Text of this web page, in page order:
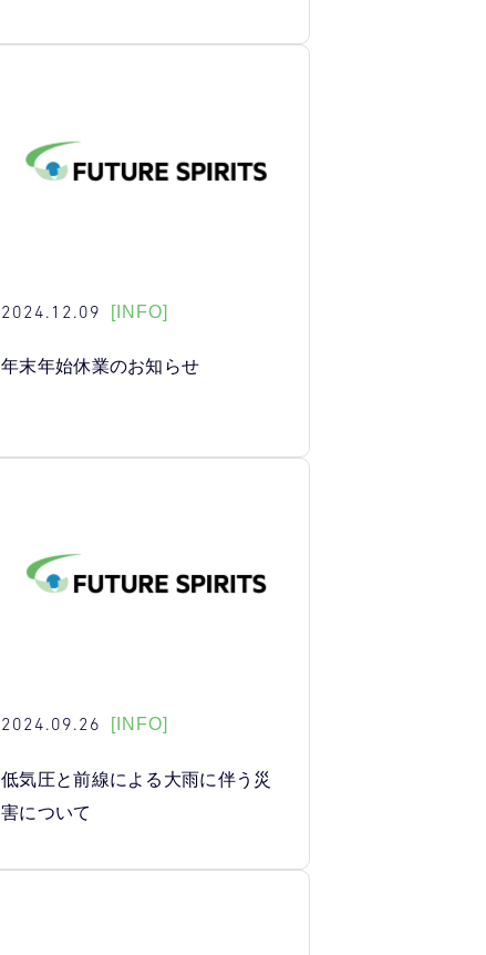
2024.12.09 [INFO]
年末年始休業のお知らせ
2024.09.26 [INFO]
低気圧と前線による大雨に伴う災
害について